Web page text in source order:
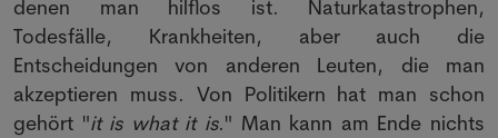
denen man hilflos ist. Naturkatastrophen,
Todesfälle, Krankheiten, aber auch die
Entscheidungen von anderen Leuten, die man
akzeptieren muss. Von Politikern hat man schon
gehört "it is what it is." Man kann am Ende nichts